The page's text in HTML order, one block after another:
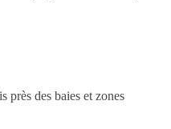
près des baies et zones